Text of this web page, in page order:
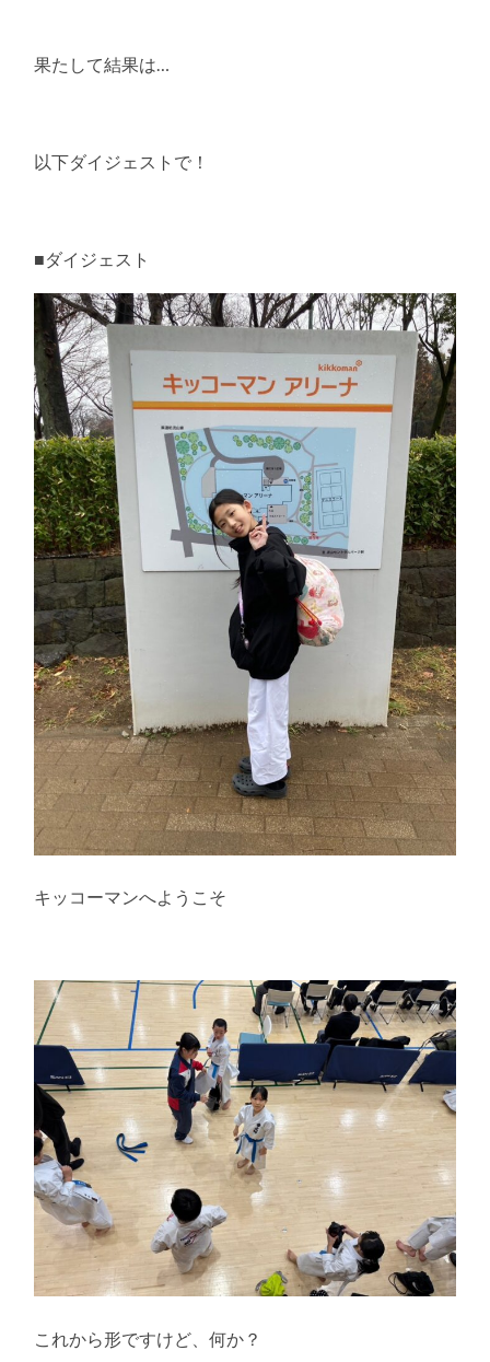
果たして結果は…
以下ダイジェストで！
■ダイジェスト
キッコーマンへようこそ
これから形ですけど、何か？